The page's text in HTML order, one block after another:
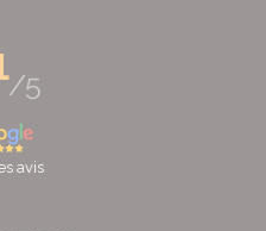
/5
avis